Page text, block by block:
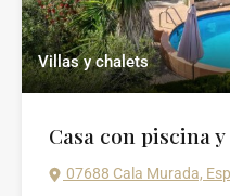
Villas y chalets
Casa con piscina
07688 Cala Murada,